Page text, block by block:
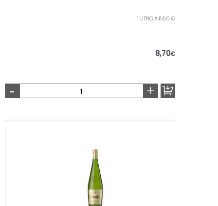
1 LITRO A 11,60 €
8,70€
- +